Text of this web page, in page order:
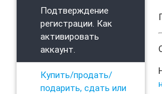
Подтверждение
регистрации. Как
активировать
аккаунт.
Купить/продать/
подарить, сдать или